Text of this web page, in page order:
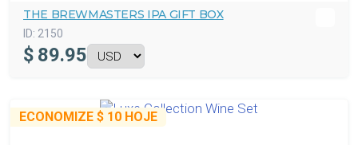
THE BREWMASTERS IPA GIFT BOX
ID: 2150
$ 89.95
ECONOMIZE $ 10 HOJE